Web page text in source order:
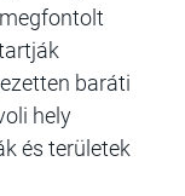
baráti
hely
és területek